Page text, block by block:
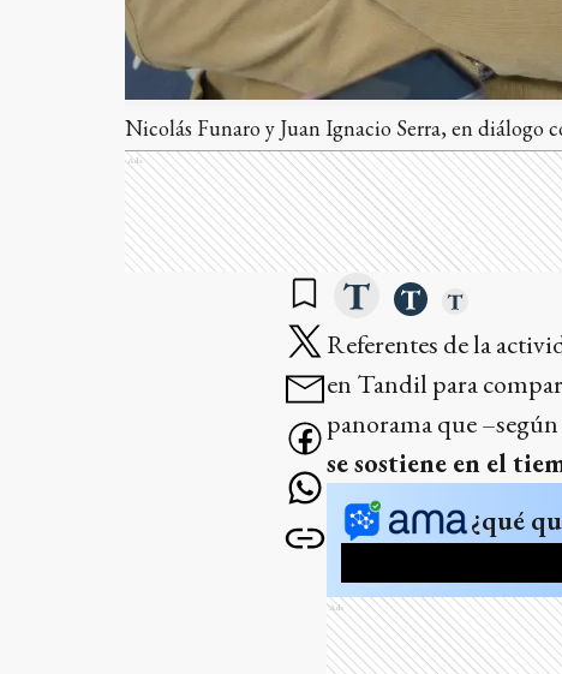
Nicolás Funaro y Juan Ignacio Serra, en diálogo
Ads
Referentes de la
en Tandil para
panorama que
se sostiene en el
¿qué
Ads